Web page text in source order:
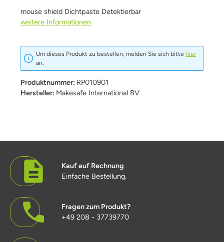
mouse shield Dichtpaste Detektierbar
weitere Informationen
Um dieses Produkt zu bestellen, melden Sie sich bitte hier
an.
Produktnummer: RP010901
Hersteller: Makesafe International BV
Kauf auf Rechnung
Einfache Bestellung.
Fragen zum Produkt?
+49 208 - 37739770